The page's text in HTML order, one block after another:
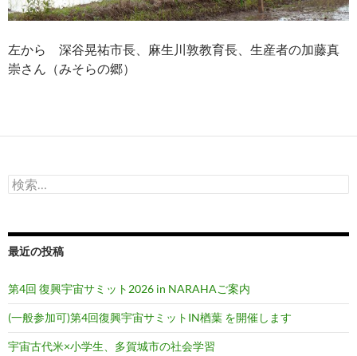
左から 深谷晃祐市長、麻生川敦教育長、生産者の加藤真
崇さん（みそらの郷）
検
索:
最近の投稿
第4回 復興宇宙サミット2026 in NARAHAご案内
(一般参加可)第4回復興宇宙サミットIN楢葉 を開催します
宇宙古代米×小学生、多賀城市の社会学習